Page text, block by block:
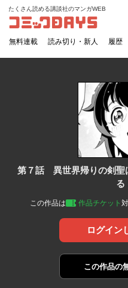
コミックDAYS
たくさん読める講談社のマンガWEB
無料連載 読み切り・新人 履歴
第７話 異世界帰りの剣聖
この作品は 作品チケット
ログイン
この作品の